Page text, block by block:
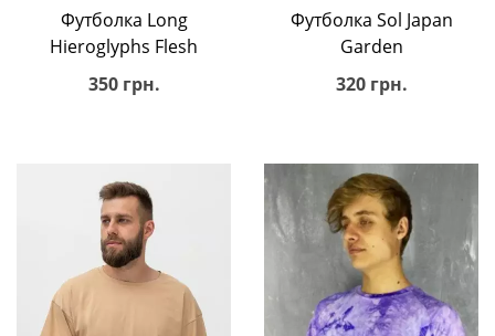
Футболка Long
Hieroglyphs Flesh
350 грн.
Футболка Sol Japan
Garden
320 грн.